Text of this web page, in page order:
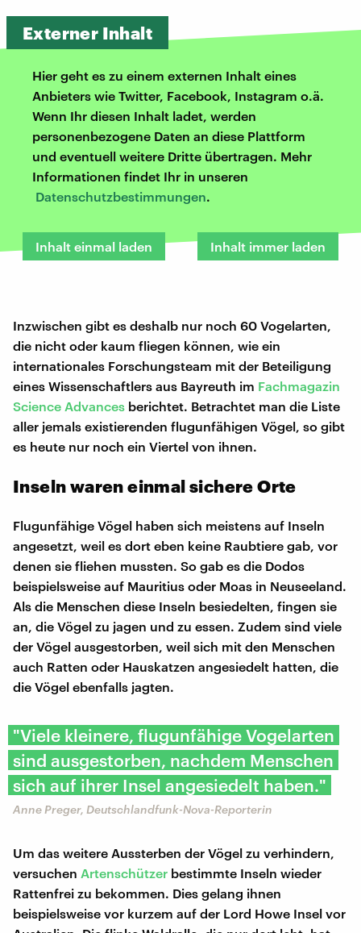
Externer Inhalt
Hier geht es zu einem externen Inhalt eines
Anbieters wie Twitter, Facebook, Instagram o.ä.
Wenn Ihr diesen Inhalt ladet, werden
personenbezogene Daten an diese Plattform
und eventuell weitere Dritte übertragen. Mehr
Informationen findet Ihr in unseren
Datenschutzbestimmungen.
Inhalt einmal laden Inhalt immer laden
Inzwischen gibt es deshalb nur noch 60 Vogelarten,
die nicht oder kaum fliegen können, wie ein
internationales Forschungsteam mit der Beteiligung
eines Wissenschaftlers aus Bayreuth im Fachmagazin
Science Advances berichtet. Betrachtet man die Liste
aller jemals existierenden flugunfähigen Vögel, so gibt
es heute nur noch ein Viertel von ihnen.
Inseln waren einmal sichere Orte
Flugunfähige Vögel haben sich meistens auf Inseln
angesetzt, weil es dort eben keine Raubtiere gab, vor
denen sie fliehen mussten. So gab es die Dodos
beispielsweise auf Mauritius oder Moas in Neuseeland.
Als die Menschen diese Inseln besiedelten, fingen sie
an, die Vögel zu jagen und zu essen. Zudem sind viele
der Vögel ausgestorben, weil sich mit den Menschen
auch Ratten oder Hauskatzen angesiedelt hatten, die
die Vögel ebenfalls jagten.
"Viele kleinere, flugunfähige Vogelarten
sind ausgestorben, nachdem Menschen
sich auf ihrer Insel angesiedelt haben."
Anne Preger, Deutschlandfunk-Nova-Reporterin
Um das weitere Aussterben der Vögel zu verhindern,
versuchen Artenschützer bestimmte Inseln wieder
Rattenfrei zu bekommen. Dies gelang ihnen
beispielsweise vor kurzem auf der Lord Howe Insel vor